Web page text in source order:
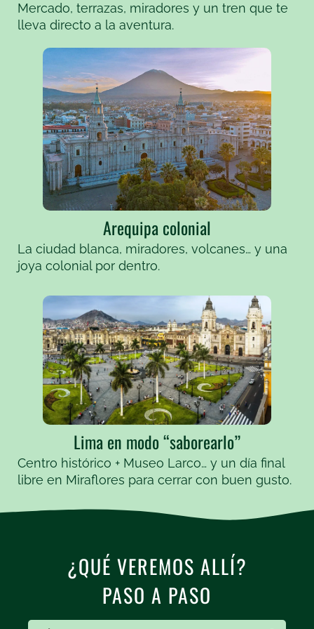
Mercado, terrazas, miradores y un tren que te
lleva directo a la aventura.
Arequipa colonial
La ciudad blanca, miradores, volcanes… y una
joya colonial por dentro.
Lima en modo “saborearlo”
Centro histórico + Museo Larco… y un día final
libre en Miraflores para cerrar con buen gusto.
¿QUÉ VEREMOS ALLÍ?
PASO A PASO